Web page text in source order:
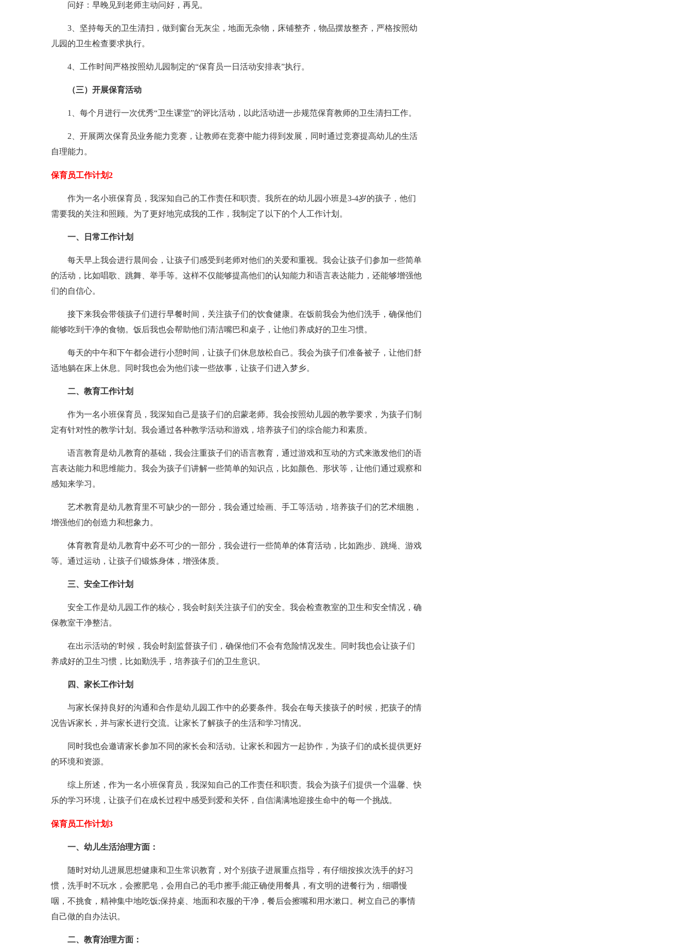
问好：早晚见到老师主动问好，再见。
3、坚持每天的卫生清扫，做到窗台无灰尘，地面无杂物，床铺整齐，物品摆放整齐，严格按照幼
儿园的卫生检查要求执行。
4、工作时间严格按照幼儿园制定的“保育员一日活动安排表”执行。
（三）开展保育活动
1、每个月进行一次优秀“卫生课堂”的评比活动，以此活动进一步规范保育教师的卫生清扫工作。
2、开展两次保育员业务能力竞赛，让教师在竞赛中能力得到发展，同时通过竞赛提高幼儿的生活
自理能力。
保育员工作计划2
作为一名小班保育员，我深知自己的工作责任和职责。我所在的幼儿园小班是3-4岁的孩子，他们
需要我的关注和照顾。为了更好地完成我的工作，我制定了以下的个人工作计划。
一、日常工作计划
每天早上我会进行晨间会，让孩子们感受到老师对他们的关爱和重视。我会让孩子们参加一些简单
的活动，比如唱歌、跳舞、举手等。这样不仅能够提高他们的认知能力和语言表达能力，还能够增强他
们的自信心。
接下来我会带领孩子们进行早餐时间，关注孩子们的饮食健康。在饭前我会为他们洗手，确保他们
能够吃到干净的食物。饭后我也会帮助他们清洁嘴巴和桌子，让他们养成好的卫生习惯。
每天的中午和下午都会进行小憩时间，让孩子们休息放松自己。我会为孩子们准备被子，让他们舒
适地躺在床上休息。同时我也会为他们读一些故事，让孩子们进入梦乡。
二、教育工作计划
作为一名小班保育员，我深知自己是孩子们的启蒙老师。我会按照幼儿园的教学要求，为孩子们制
定有针对性的教学计划。我会通过各种教学活动和游戏，培养孩子们的综合能力和素质。
语言教育是幼儿教育的基础，我会注重孩子们的语言教育，通过游戏和互动的方式来激发他们的语
言表达能力和思维能力。我会为孩子们讲解一些简单的知识点，比如颜色、形状等，让他们通过观察和
感知来学习。
艺术教育是幼儿教育里不可缺少的一部分，我会通过绘画、手工等活动，培养孩子们的艺术细胞，
增强他们的创造力和想象力。
体育教育是幼儿教育中必不可少的一部分，我会进行一些简单的体育活动，比如跑步、跳绳、游戏
等。通过运动，让孩子们锻炼身体，增强体质。
三、安全工作计划
安全工作是幼儿园工作的核心，我会时刻关注孩子们的安全。我会检查教室的卫生和安全情况，确
保教室干净整洁。
在出示活动的'时候，我会时刻监督孩子们，确保他们不会有危险情况发生。同时我也会让孩子们
养成好的卫生习惯，比如勤洗手，培养孩子们的卫生意识。
四、家长工作计划
与家长保持良好的沟通和合作是幼儿园工作中的必要条件。我会在每天接孩子的时候，把孩子的情
况告诉家长，并与家长进行交流。让家长了解孩子的生活和学习情况。
同时我也会邀请家长参加不同的家长会和活动。让家长和园方一起协作，为孩子们的成长提供更好
的环境和资源。
综上所述，作为一名小班保育员，我深知自己的工作责任和职责。我会为孩子们提供一个温馨、快
乐的学习环境，让孩子们在成长过程中感受到爱和关怀，自信满满地迎接生命中的每一个挑战。
保育员工作计划3
一、幼儿生活治理方面：
随时对幼儿进展思想健康和卫生常识教育，对个别孩子进展重点指导，有仔细按挨次洗手的好习
惯，洗手时不玩水，会擦肥皂，会用自己的毛巾擦手;能正确使用餐具，有文明的进餐行为，细嚼慢
咽，不挑食，精神集中地吃饭;保持桌、地面和衣服的干净，餐后会擦嘴和用水漱口。树立自己的事情
自己做的自办法识。
二、教育治理方面：